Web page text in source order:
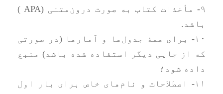
۹- مأخذات کتاب به صورت درون‌متنی (APA )
باشد.
۱۰- برای همۀ جدول‌ها و آمارها (در صورتی
که از جایی دیگر استفاده شده باشد) منبع
داده شود؛
۱۱- اصطلاحات و نام‌های خاص برای بار اول